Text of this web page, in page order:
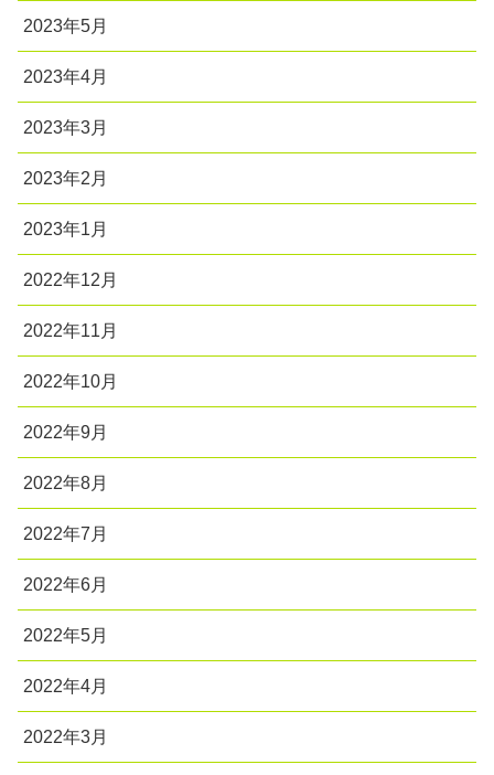
2023年5月
2023年4月
2023年3月
2023年2月
2023年1月
2022年12月
2022年11月
2022年10月
2022年9月
2022年8月
2022年7月
2022年6月
2022年5月
2022年4月
2022年3月